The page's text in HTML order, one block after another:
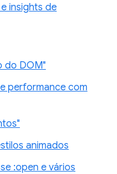
insights de
do DOM"
performance com
animados
:open e vários